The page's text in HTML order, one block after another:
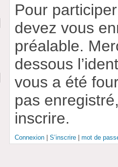
Pour
devez vous
préalable.
dessous
vous a été
pas
inscrire.
Connexion |S’inscrire |mot de